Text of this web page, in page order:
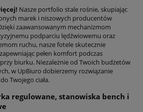
Nasze portfolio stale rośnie, skupiając
marek i niszowych producentów
zaawansowanym mechanizmom
podparciu lędźwiowemu oraz
ruchu, nasze fotele skutecznie
pełen komfort podczas
biurku. Niezależnie od Twoich budżetów
w UpBiuro dobierzemy rozwiązanie
Twojego ciała.
regulowane, stanowiska bench i